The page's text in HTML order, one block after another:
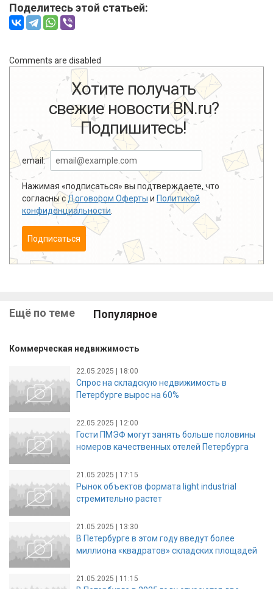
Поделитесь этой статьей:
Comments are disabled
Хотите получать
свежие новости BN.ru?
Подпишитесь!
email:
Нажимая «подписаться» вы подтверждаете, что
согласны сДоговором Оферты и Политикой
конфиденциальности
Подписаться
Ещё по теме Популярное
Коммерческая недвижимость
22.05.2025 | 18:00
Спрос на складскую недвижимость в
Петербурге вырос на 60%
22.05.2025 | 12:00
Гости ПМЭФ могут занять больше половины
номеров качественных отелей Петербурга
21.05.2025 | 17:15
Рынок объектов формата light industrial
стремительно растет
21.05.2025 | 13:30
В Петербурге в этом году введут более
миллиона «квадратов» складских площадей
21.05.2025 | 11:15